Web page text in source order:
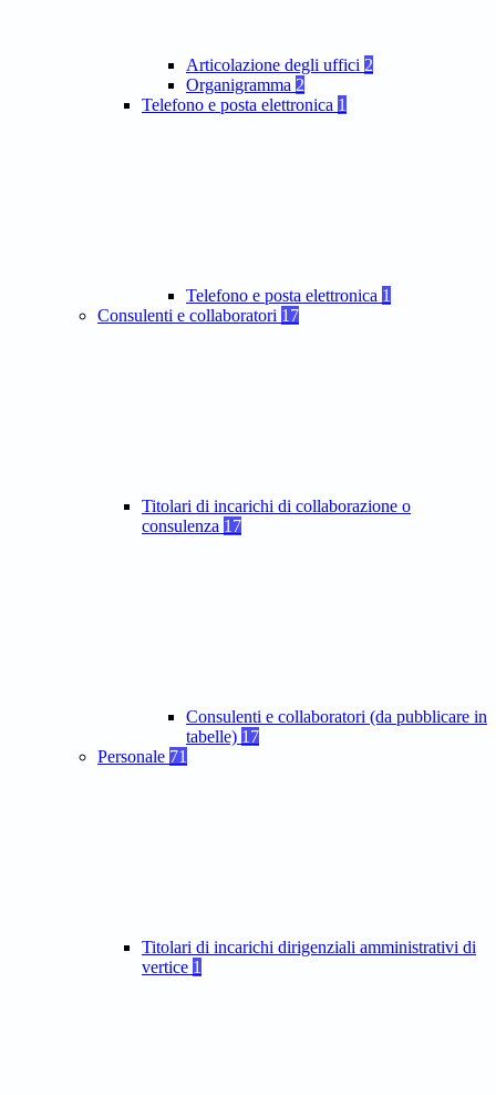
Articolazione degli uffici 2
Organigramma 2
Telefono e posta elettronica 1
Telefono e posta elettronica 1
Consulenti e collaboratori 17
Titolari di incarichi di collaborazione o
consulenza 17
Consulenti e collaboratori (da pubblicare in
tabelle) 17
Personale 71
Titolari di incarichi dirigenziali amministrativi di
vertice 1